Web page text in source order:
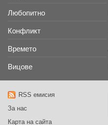
Любопитно
Конфликт
Времето
Вицове
RSS емисия
За нас
Карта на сайта